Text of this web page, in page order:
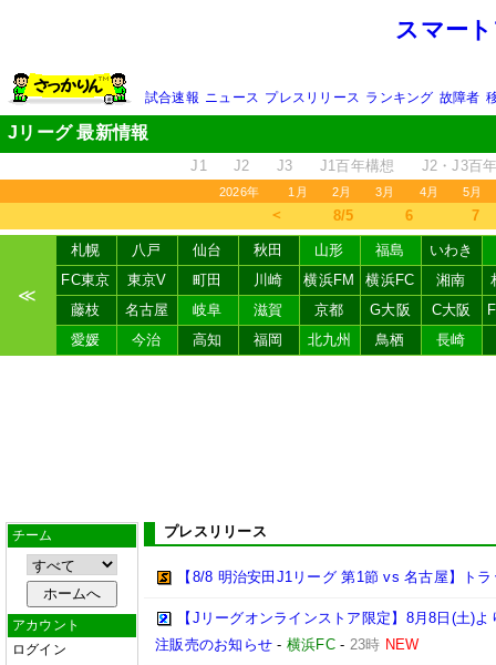
スマー
試合速報 ニュース プレスリリース ランキング 故障者
Jリーグ 最新情報
J1 J2 J3 J1百年構想 J2・J3百
2026年 1月 2月 3月 4月 5月
＜ 8/5 6 7
≪
札幌 八戸 仙台 秋田 山形 福島
いわき
FC東京
東京V 町田 川崎 横浜FM 横浜FC 湘南
藤枝
名古屋 岐阜 滋賀 京都 G大阪 C大阪
愛媛
今治 高知 福岡 北九州 鳥栖 長崎
チーム
アカウント
ログイン
プレスリリース
【8/8 明治安田J1リーグ 第1節 vs 名古屋】ト
【Jリーグオンラインストア限定】8月8日(土)
注販売のお知らせ - 横浜FC - 23時 NEW